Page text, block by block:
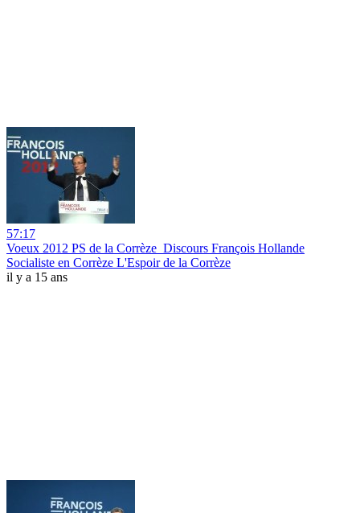
57:17
Voeux 2012 PS de la Corrèze_Discours François Hollande
Socialiste en Corrèze L'Espoir de la Corrèze
il y a 15 ans